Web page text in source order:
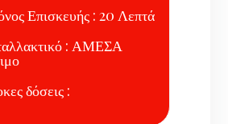
Επισκευής : 20 Λεπτά
: ΑΜΕΣΑ
δόσεις :